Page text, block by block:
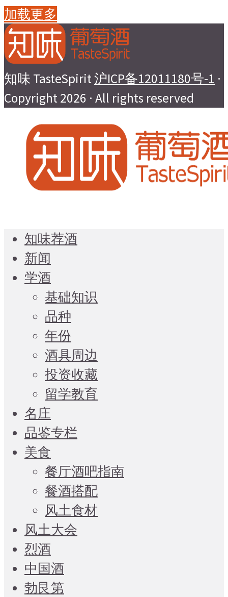
加载更多
知味 TasteSpirit沪ICP备12011180号-1 ·
Copyright 2026 · All rights reserved
知味荐酒
新闻
学酒
基础知识
品种
年份
酒具周边
投资收藏
留学教育
名庄
品鉴专栏
美食
餐厅酒吧指南
餐酒搭配
风土食材
风土大会
烈酒
中国酒
勃艮第